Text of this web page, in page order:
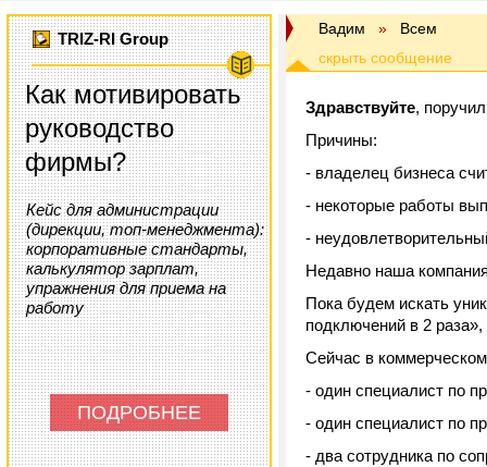
TRIZ-RI Group
Как мотивировать
руководство
фирмы?
Кейс для администрации
(дирекции, топ-менеджмента):
корпоративные стандарты,
калькулятор зарплат,
упражнения для приема на
работу
ПОДРОБНЕЕ
Вадим » Всем
Здравствуйте,
Причины:
- владелец бизнеса
- некоторые работы
-
Недавно наша
Пока будем искать
подключений в 2
Сейчас в
- один специалист по
- один специалист по
- два сотрудника по